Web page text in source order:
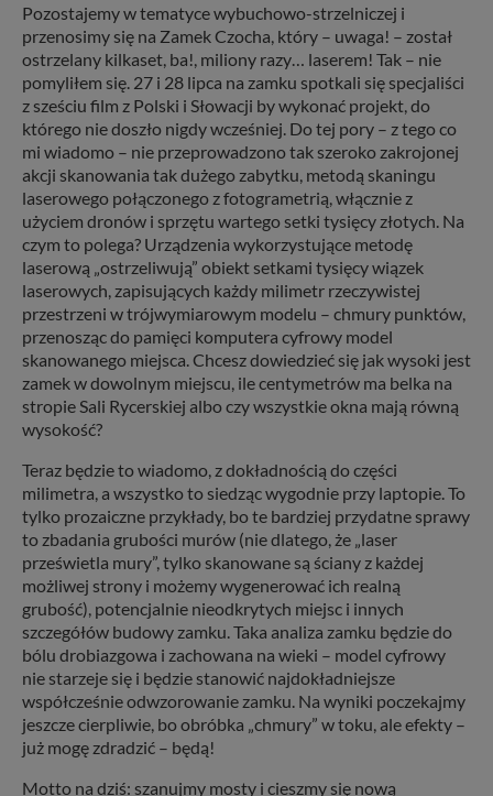
Pozostajemy w tematyce wybuchowo-strzelniczej i
przenosimy się na Zamek Czocha, który – uwaga! – został
ostrzelany kilkaset, ba!, miliony razy… laserem! Tak – nie
pomyliłem się. 27 i 28 lipca na zamku spotkali się specjaliści
z sześciu film z Polski i Słowacji by wykonać projekt, do
którego nie doszło nigdy wcześniej. Do tej pory – z tego co
mi wiadomo – nie przeprowadzono tak szeroko zakrojonej
akcji skanowania tak dużego zabytku, metodą skaningu
laserowego połączonego z fotogrametrią, włącznie z
użyciem dronów i sprzętu wartego setki tysięcy złotych. Na
czym to polega? Urządzenia wykorzystujące metodę
laserową „ostrzeliwują” obiekt setkami tysięcy wiązek
laserowych, zapisujących każdy milimetr rzeczywistej
przestrzeni w trójwymiarowym modelu – chmury punktów,
przenosząc do pamięci komputera cyfrowy model
skanowanego miejsca. Chcesz dowiedzieć się jak wysoki jest
zamek w dowolnym miejscu, ile centymetrów ma belka na
stropie Sali Rycerskiej albo czy wszystkie okna mają równą
wysokość?
Teraz będzie to wiadomo, z dokładnością do części
milimetra, a wszystko to siedząc wygodnie przy laptopie. To
tylko prozaiczne przykłady, bo te bardziej przydatne sprawy
to zbadania grubości murów (nie dlatego, że „laser
prześwietla mury”, tylko skanowane są ściany z każdej
możliwej strony i możemy wygenerować ich realną
grubość), potencjalnie nieodkrytych miejsc i innych
szczegółów budowy zamku. Taka analiza zamku będzie do
bólu drobiazgowa i zachowana na wieki – model cyfrowy
nie starzeje się i będzie stanowić najdokładniejsze
współcześnie odwzorowanie zamku. Na wyniki poczekajmy
jeszcze cierpliwie, bo obróbka „chmury” w toku, ale efekty –
już mogę zdradzić – będą!
Motto na dziś: szanujmy mosty i cieszmy się nową